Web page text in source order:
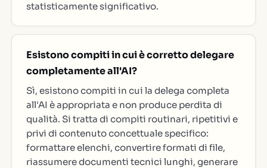
statisticamente significativo.
Esistono compiti in cui è corretto delegare
completamente all'AI?
Sì, esistono compiti in cui la delega completa
all'AI è appropriata e non produce perdita di
qualità. Si tratta di compiti routinari, ripetitivi e
privi di contenuto concettuale specifico:
formattare elenchi, convertire formati di file,
riassumere documenti tecnici lunghi, generare